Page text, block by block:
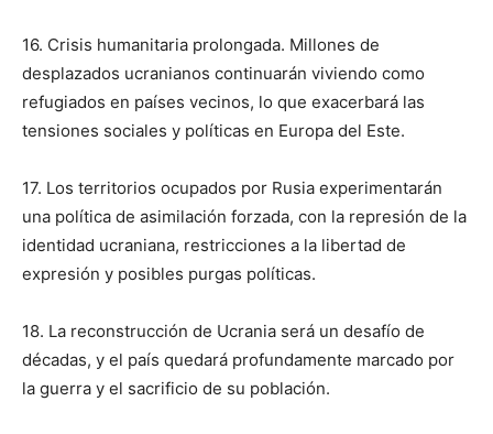
16. Crisis humanitaria prolongada. Millones de
desplazados ucranianos continuarán viviendo como
refugiados en países vecinos, lo que exacerbará las
tensiones sociales y políticas en Europa del Este.
17. Los territorios ocupados por Rusia experimentarán
una política de asimilación forzada, con la represión de la
identidad ucraniana, restricciones a la libertad de
expresión y posibles purgas políticas.
18. La reconstrucción de Ucrania será un desafío de
décadas, y el país quedará profundamente marcado por
la guerra y el sacrificio de su población.